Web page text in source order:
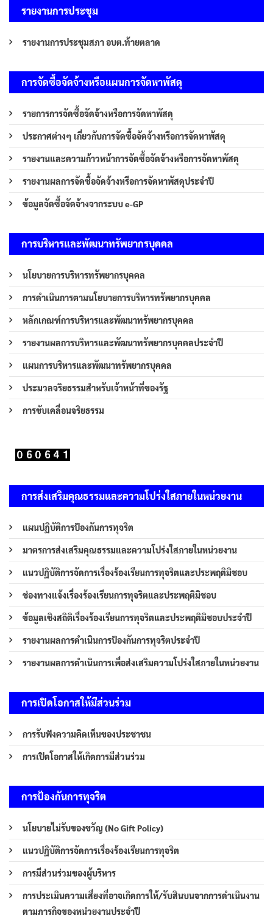
รายงานการประชุม
รายงานการประชุมสภา อบต.ท้ายตลาด
การจัดซื้อจัดจ้างหรือแผนการจัดหาพัสดุ
รายการการจัดซื้อจัดจ้างหรือการจัดหาพัสดุ
ประกาศต่างๆ เกี่ยวกับการจัดซื้อจัดจ้างหรือการจัดหาพัสดุ
รายงานและความก้าวหน้าการจัดซื้อจัดจ้างหรือการจัดหาพัสดุ
รายงานผลการจัดซื้อจัดจ้างหรือการจัดหาพัสดุประจำปี
ข้อมูลจัดซื้อจัดจ้างจากระบบ e-GP
การบริหารและพัฒนาทรัพยากรบุคคล
นโยบายการบริหารทรัพยากรบุคคล
การดำเนินการตามนโยบายการบริหารทรัพยากรบุคคล
หลักเกณฑ์การบริหารและพัฒนาทรัพยากรบุคคล
รายงานผลการบริหารและพัฒนาทรัพยากรบุคคลประจำปี
แผนการบริหารและพัฒนาทรัพยากรบุคคล
ประมวลจริยธรรมสำหรับเจ้าหน้าที่ของรัฐ
การขับเคลื่อนจริยธรรม
การส่งเสริมคุณธรรมและความโปร่งใสภายในหน่วยงาน
แผนปฏิบัติการป้องกันการทุจริต
มาตรการส่งเสริมคุณธรรมและความโปร่งใสภายในหน่วยงาน
แนวปฏิบัติการจัดการเรื่องร้องเรียนการทุจริตและประพฤติมิชอบ
ช่องทางแจ้งเรื่องร้องเรียนการทุจริตและประพฤติมิชอบ
ข้อมูลเชิงสถิติเรื่องร้องเรียนการทุจริตและประพฤติมิชอบประจำปี
รายงานผลการดำเนินการป้องกันการทุจริตประจำปี
รายงานผลการดำเนินการเพื่อส่งเสริมความโปร่งใสภายในหน่วยงาน
การเปิดโอกาสให้มีส่วนร่วม
การรับฟังความคิดเห็นของประชาชน
การเปิดโอกาสให้เกิดการมีส่วนร่วม
การป้องกันการทุจริต
นโยบายไม่รับของขวัญ (No Gift Policy)
แนวปฏิบัติการจัดการเรื่องร้องเรียนการทุจริต
การมีส่วนร่วมของผู้บริหาร
การประเมินความเสี่ยงที่อาจเกิดการให้/รับสินบนจากการดำเนินงาน
ตามภารกิจของหน่วยงานประจำปี